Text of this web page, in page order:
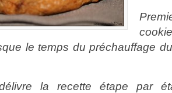
le temps du préchauffage
la recette étape par